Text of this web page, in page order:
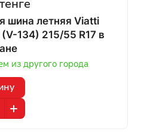
шина летняя Viatti
134) 215/55 R17 в
из другого города